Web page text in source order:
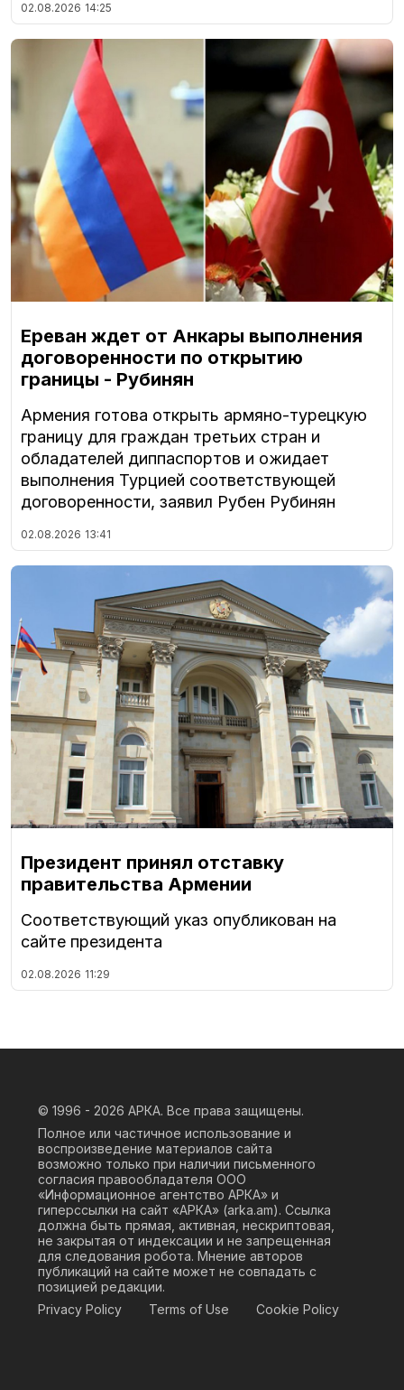
02.08.2026 14:25
Ереван ждет от Анкары выполнения
договоренности по открытию
границы - Рубинян
Армения готова открыть армяно-турецкую
границу для граждан третьих стран и
обладателей диппаспортов и ожидает
выполнения Турцией соответствующей
договоренности, заявил Рубен Рубинян
02.08.2026 13:41
Президент принял отставку
правительства Армении
Соответствующий указ опубликован на
сайте президента
02.08.2026 11:29
© 1996 - 2026 АРКА. Все права защищены.
Полное или частичное использование и
воспроизведение материалов сайта
возможно только при наличии письменного
согласия правообладателя ООО
«Информационное агентство АРКА» и
гиперссылки на сайт «АРКА» (arka.am). Ссылка
должна быть прямая, активная, нескриптовая,
не закрытая от индексации и не запрещенная
для следования робота. Мнение авторов
публикаций на сайте может не совпадать с
позицией редакции.
Privacy Policy
Terms of Use Cookie Policy